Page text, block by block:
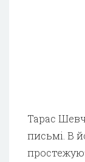
Тарас
письмі. В